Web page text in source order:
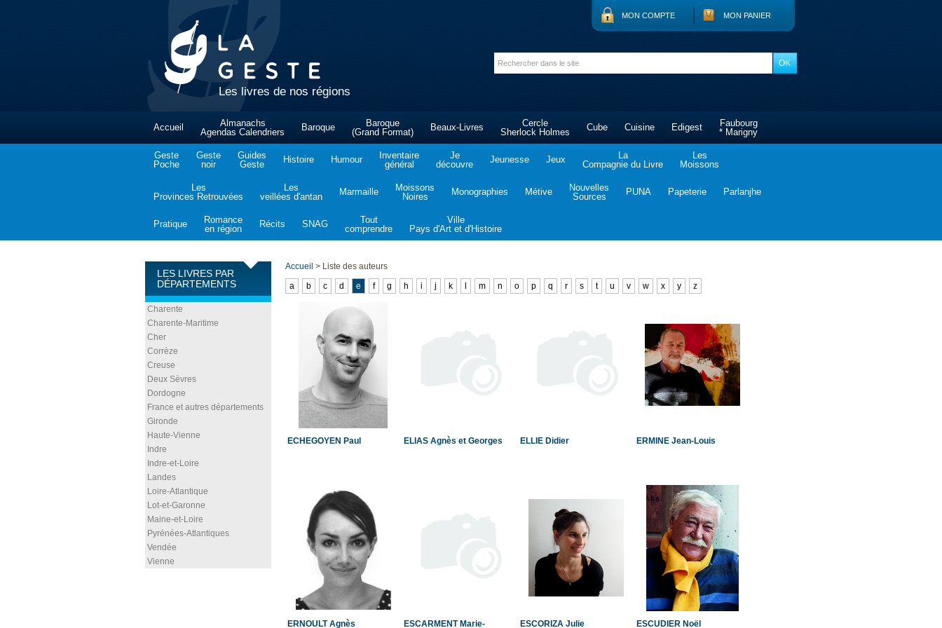
Les livres de nos régions
MON COMPTE MON PANIER
Accueil
Almanachs
Agendas Calendriers
Baroque
Baroque
(Grand Format)
Beaux-Livres
Cercle
Sherlock Holmes
Cube Cuisine Edigest
Faubourg
* Marigny
Geste
Poche
Geste
noir
Guides
Geste
Histoire Humour
Inventaire
général
Je
découvre
Jeunesse Jeux
La
Compagnie du Livre
Les
Moissons
Les
Provinces Retrouvées
Les
veillées d'antan
Marmaille
Moissons
Noires
Monographies Métive
Nouvelles
Sources
PUNA Papeterie Parlanjhe
Pratique
Romance
en région
Récits SNAG
Tout
comprendre
Ville
Pays d'Art et d'Histoire
LES LIVRES PAR
DÉPARTEMENTS
Charente
Charente-Maritime
Cher
Corrèze
Creuse
Deux Sèvres
Dordogne
France et autres départements
Gironde
Haute-Vienne
Indre
Indre-et-Loire
Landes
Loire-Atlantique
Lot-et-Garonne
Maine-et-Loire
Pyrénées-Atlantiques
Vendée
Vienne
Accueil > Liste des auteurs
a
b c d e f g h i j k m n o p q r s t u v w x y z
ECHEGOYEN Paul ELIAS Agnès et Georges ELLIE Didier ERMINE Jean-Louis
ERNOULT Agnès
ESCARMENT Marie-
ESCORIZA Julie ESCUDIER Noël